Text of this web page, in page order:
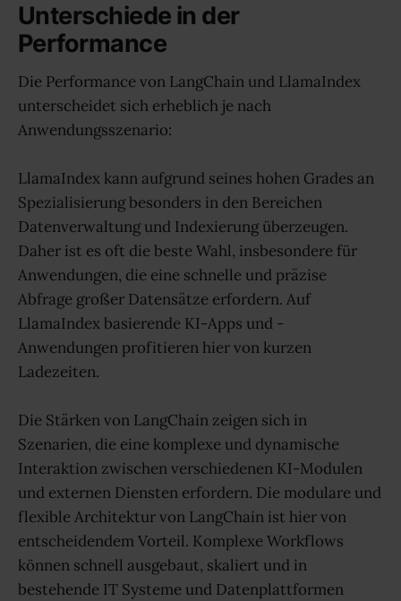
Unterschiede in der
Performance
Die Performance von LangChain und LlamaIndex
unterscheidet sich erheblich je nach
Anwendungsszenario:
LlamaIndex kann aufgrund seines hohen Grades an
Spezialisierung besonders in den Bereichen
Datenverwaltung und Indexierung überzeugen.
Daher ist es oft die beste Wahl, insbesondere für
Anwendungen, die eine schnelle und präzise
Abfrage großer Datensätze erfordern. Auf
LlamaIndex basierende KI-Apps und -
Anwendungen profitieren hier von kurzen
Ladezeiten.
Die Stärken von LangChain zeigen sich in
Szenarien, die eine komplexe und dynamische
Interaktion zwischen verschiedenen KI-Modulen
und externen Diensten erfordern. Die modulare und
flexible Architektur von LangChain ist hier von
entscheidendem Vorteil. Komplexe Workflows
können schnell ausgebaut, skaliert und in
bestehende IT Systeme und Datenplattformen